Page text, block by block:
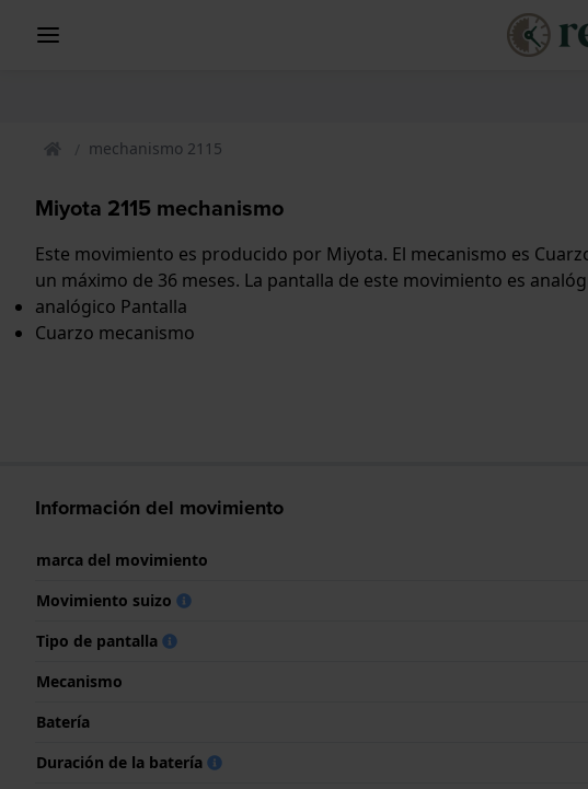
mechanismo 2115
Miyota 2115 mechanismo
Este movimiento es producido por Miyota. El mecanismo es
un máximo de 36 meses. La pantalla de este movimiento es
analógico Pantalla
Cuarzo mecanismo
Información del movimiento
marca del movimiento
Movimiento suizo
Tipo de pantalla
Mecanismo
Batería
Duración de la batería